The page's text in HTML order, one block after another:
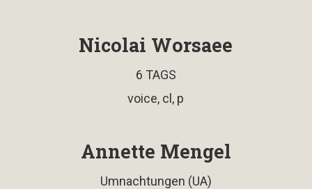
Nicolai Worsaee
6 TAGS
voice, cl, p
Annette Mengel
Umnachtungen (UA)